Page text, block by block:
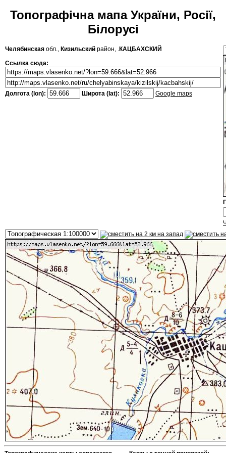
Топографічна мапа України, Росії,
Білорусі
Челябинская обл., Кизильский район, .КАЦБАХСКИЙ
Ссылка сюда:
Долгота (lon): Широта (lat): Google maps